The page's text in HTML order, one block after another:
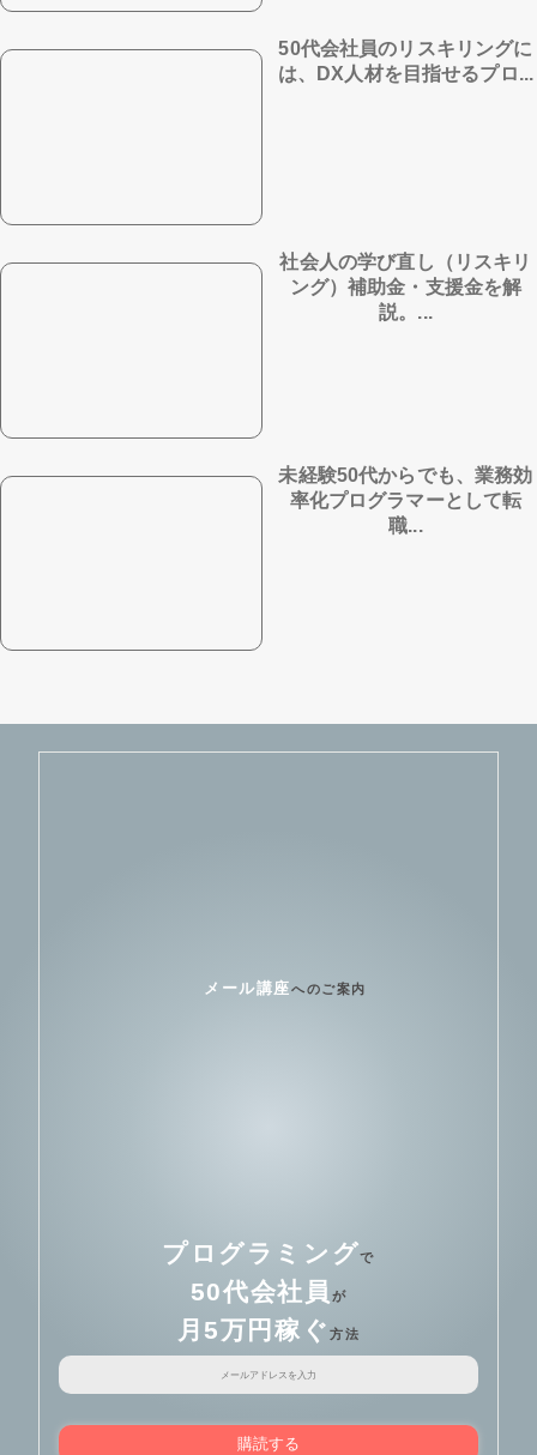
50代会社員のリスキリングに
は、DX人材を目指せるプロ...
社会人の学び直し（リスキリ
ング）補助金・支援金を解
説。...
未経験50代からでも、業務効
率化プログラマーとして転
職...
メール講座へのご案内
プログラミングで
50代会社員 が
月5万円稼ぐ方法
購読する